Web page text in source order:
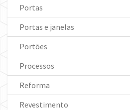
Portas
Portas e janelas
Portões
Processos
Reforma
Revestimento